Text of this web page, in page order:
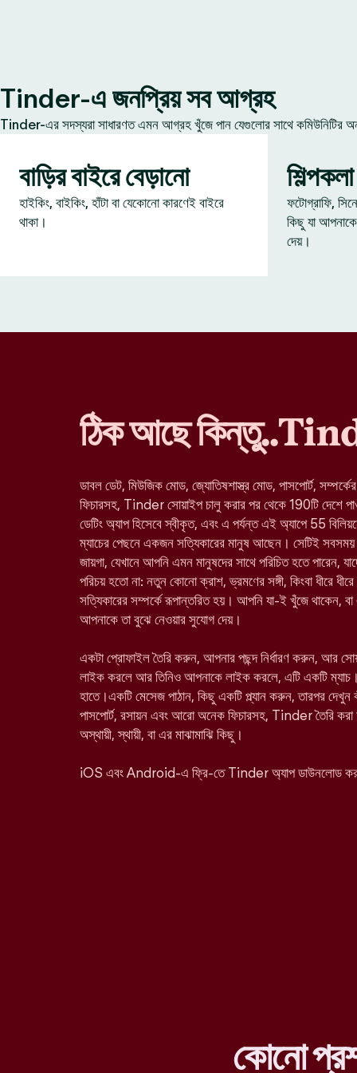
Tinder-এ জনপ্রিয় সব আগ্রহ
Tinder-এর সদস্যরা সাধারণত এমন আগ্রহ খুঁজে পান যেগুলোর সাথে কমিউনিটির
বাড়ির বাইরে বেড়ানো
হাইকিং, বাইকিং, হাঁটা বা যেকোনো কারণেই বাইরে
থাকা।
শিল্পকলা
ফটোগ্রাফি,
কিছু যা
দেয়।
ঠিক আছে
ডাবল ডেট, মিউজিক মোড, জ্যোতিষশাস্ত্র মোড, পাসপোর্ট,
ফিচারসহ, Tinder সোয়াইপ চালু করার পর থেকে 190টি দেশে
ডেটিং অ্যাপ হিসেবে স্বীকৃত, এবং এ পর্যন্ত এই অ্যাপে 55
ম্যাচের পেছনে একজন সত্যিকারের মানুষ আছেন। সেটিই
জায়গা, যেখানে আপনি এমন মানুষদের সাথে পরিচিত হতে পারেন,
পরিচয় হতো না: নতুন কোনো ক্রাশ, ভ্রমণের সঙ্গী, কিংবা ধীরে
সত্যিকারের সম্পর্কে রূপান্তরিত হয়। আপনি যা-ই খুঁজে থাকেন,
আপনাকে তা বুঝে নেওয়ার সুযোগ দেয়।
একটা প্রোফাইল তৈরি করুন, আপনার পছন্দ নির্ধারণ করুন, আর
লাইক করলে আর তিনিও আপনাকে লাইক করলে, এটি একটি
হাতে।একটি মেসেজ পাঠান, কিছু একটি প্ল্যান করুন, তারপর
পাসপোর্ট, রসায়ন এবং আরো অনেক ফিচারসহ, Tinder তৈরি
অস্থায়ী, স্থায়ী, বা এর মাঝামাঝি কিছু।
iOS এবং Android-এ ফ্রি-তে Tinder অ্যাপ ডাউনলোড
কোনো